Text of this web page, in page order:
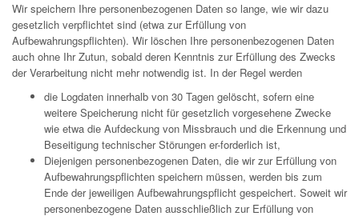
Wir speichern Ihre personenbezogenen Daten so lange, wie wir dazu
gesetzlich verpflichtet sind (etwa zur Erfüllung von
Aufbewahrungspflichten). Wir löschen Ihre personenbezogenen Daten
auch ohne Ihr Zutun, sobald deren Kenntnis zur Erfüllung des Zwecks
der Verarbeitung nicht mehr notwendig ist. In der Regel werden
die Logdaten innerhalb von 30 Tagen gelöscht, sofern eine
weitere Speicherung nicht für gesetzlich vorgesehene Zwecke
wie etwa die Aufdeckung von Missbrauch und die Erkennung und
Beseitigung technischer Störungen er-forderlich ist,
Diejenigen personenbezogenen Daten, die wir zur Erfüllung von
Aufbewahrungspflichten speichern müssen, werden bis zum
Ende der jeweiligen Aufbewahrungspflicht gespeichert. Soweit wir
personenbezogene Daten ausschließlich zur Erfüllung von